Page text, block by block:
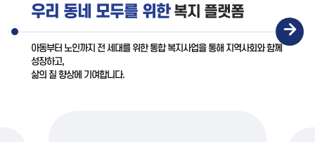
우리 동네 모두를 위한복지 플랫폼
아동부터 노인까지 전 세대를 위한 통합 복지사업을 통해 지역사회와 함께
성장하고,
삶의 질 향상에 기여합니다.